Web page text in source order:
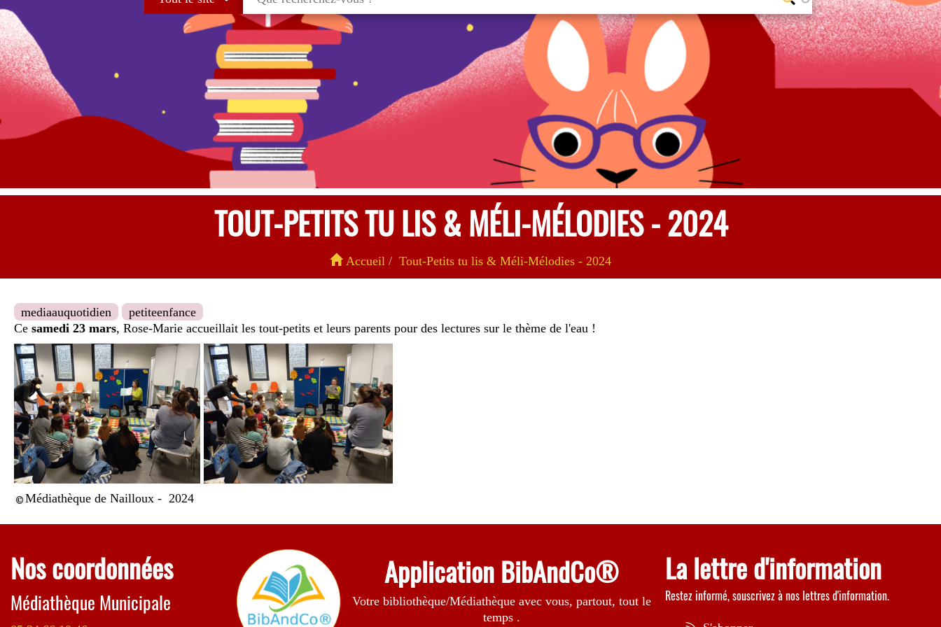
TOUT-PETITS TU LIS & MÉLI-MÉLODIES - 2024
Accueil Tout-Petits tu lis & Méli-Mélodies - 2024
mediaauquotidien
petiteenfance
Ce samedi 23 mars, Rose-Marie accueillait les tout-petits et leurs parents pour des lectures sur le thème de l'eau !
Médiathèque de Nailloux - 2024
Nos coordonnées
Médiathèque Municipale
Application BibAndCo®
Votre bibliothèque/Médiathèque avec vous, partout, tout le
temps .
La lettre d'information
Restez informé, souscrivez à nos lettres d'information.